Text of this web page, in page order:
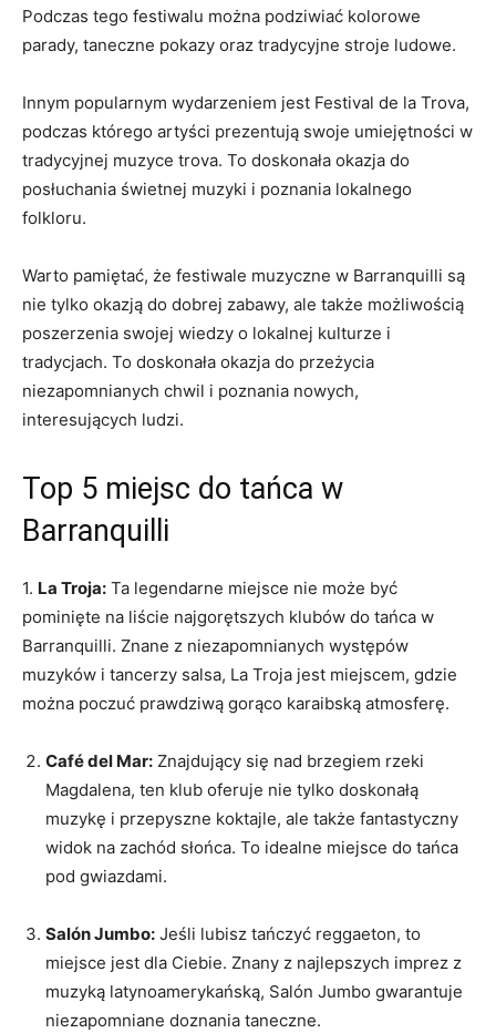
Podczas tego festiwalu można podziwiać ⁢kolorowe
parady, taneczne pokazy ‍oraz tradycyjne stroje ludowe.
Innym popularnym ​wydarzeniem jest⁢ Festival ⁤de ⁤la Trova,
podczas którego artyści prezentują ‍swoje umiejętności w
​tradycyjnej muzyce trova. To‍ doskonała okazja do
posłuchania świetnej‌ muzyki i poznania lokalnego
folkloru.
Warto pamiętać,‍ że festiwale muzyczne w Barranquilli są
nie tylko okazją do⁤ dobrej zabawy, ale także możliwością
poszerzenia swojej wiedzy⁢ o‍ lokalnej kulturze i
tradycjach. ⁢To doskonała​ okazja do przeżycia‌
niezapomnianych chwil i poznania nowych,
interesujących ludzi.
Top 5‌ miejsc ​do tańca w
Barranquilli
1. La Troja: Ta ‍legendarne miejsce nie może być
pominięte na⁢ liście najgorętszych klubów do⁣ tańca w
Barranquilli. ​Znane z niezapomnianych występów
muzyków ​i tancerzy salsa, La ⁢Troja jest ⁤miejscem, ⁣gdzie
można‍ poczuć prawdziwą gorąco karaibską atmosferę.
Café del Mar: Znajdujący się‌ nad brzegiem rzeki
Magdalena, ten klub oferuje ​nie⁢ tylko doskonałą
muzykę i przepyszne koktajle, ale także‌ fantastyczny⁤
widok na zachód słońca. To idealne miejsce do tańca
pod gwiazdami.
Salón Jumbo: ⁢Jeśli lubisz tańczyć reggaeton, to
miejsce jest dla Ciebie. Znany z najlepszych imprez z
muzyką latynoamerykańską, Salón ⁢Jumbo ⁣gwarantuje​
niezapomniane doznania‌ taneczne.